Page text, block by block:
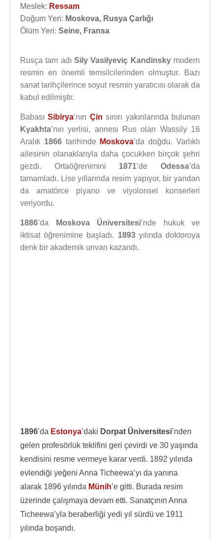
Meslek: Ressam
Doğum Yeri: Moskova, Rusya Çarlığı
Ölüm Yeri: Seine, Fransa
Rusça tam adı Sily Vasilyeviç Kandinskymodern
resmin en önemli temsilcilerinden olmuştur. Bazı
sanat tarihçilerince soyut resmin yaratıcısı olarak da
kabul edilmiştir.
BabasıSibirya’nın Çin sınırı yakınlarında bulunan
Kyakhta’nın yerlisi, annesi Rus olan Wassily 16
Aralık 1866tarihinde Moskova’da doğdu. Varlıklı
ailesinin olanaklarıyla daha çocukken birçok şehri
gezdi. Ortaöğrenimini 1871’deOdessa’da
tamamladı. Lise yıllarında resim yapıyor, bir yandan
da amatörce piyano ve viyolonsel konserleri
veriyordu.
1886’da Moskova Üniversitesi’nde hukuk ve
iktisat öğrenimine başladı. 1893yılında doktoroya
denk bir akademik unvan kazandı.
1896’da Estonya’daki Dorpat Üniversitesi’nden
gelen profesörlük teklifini geri çevirdi ve 30 yaşında
kendisini resme vermeye karar verdi. 1892 yılında
evlendiği yeğeni Anna Ticheewa’yı da yanına
alarak 1896 yılında Münih’e gitti. Burada resim
üzerinde çalışmaya devam etti. Sanatçının Anna
Ticheewa’yla beraberliği yedi yıl sürdü ve 1911
yılında boşandı.